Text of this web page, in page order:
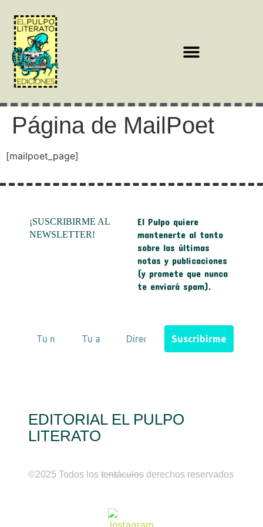
Página de MailPoet
[mailpoet_page]
¡SUSCRIBIRME AL
NEWSLETTER!
El Pulpo quiere
mantenerte al tanto
sobre las últimas
notas y publicaciones
(y promete que nunca
te enviará spam).
EDITORIAL EL PULPO
LITERATO
©2025 Todos los tentáculos derechos reservados